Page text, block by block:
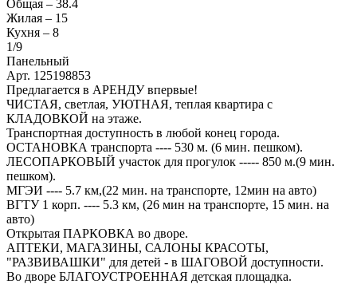
Общая – 38.4
Жилая – 15
Кухня – 8
1/9
Панельный
Арт. 125198853
Предлагается в АРЕНДУ впервые!
ЧИСТАЯ, светлая, УЮТНАЯ, теплая квартира с
КЛАДОВКОЙ на этаже.
Транспортная доступность в любой конец города.
ОСТАНОВКА транспорта ---- 530 м. (6 мин. пешком).
ЛЕСОПАРКОВЫЙ участок для прогулок ----- 850 м.(9 мин.
пешком).
МГЭИ ---- 5.7 км,(22 мин. на транспорте, 12мин на авто)
ВГТУ 1 корп. ---- 5.3 км, (26 мин на транспорте, 15 мин. на
авто)
Открытая ПАРКОВКА во дворе.
АПТЕКИ, МАГАЗИНЫ, САЛОНЫ КРАСОТЫ,
"РАЗВИВАШКИ" для детей - в ШАГОВОЙ доступности.
Во дворе БЛАГОУСТРОЕННАЯ детская площадка.